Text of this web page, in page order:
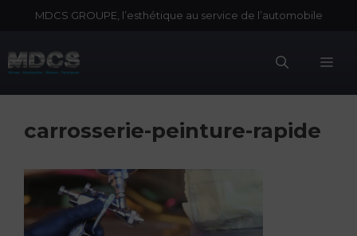
MDCS GROUPE, l’esthétique au service de l’automobile
carrosserie-peinture-rapide